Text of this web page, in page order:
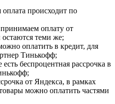
оплата происходит по
оплату от
теми же;
оплатить в кредит, для
Тинькофф;
есть беспроцентная рассрочка в
от Яндекса, в рамках
можно оплатить частями